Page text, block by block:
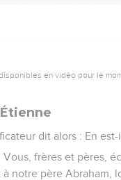
en vidéo pour le
dit alors : En
frères et pères,
notre père Abraham,